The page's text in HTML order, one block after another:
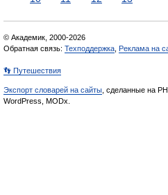
© Академик, 2000-2026
Обратная связь: Техподдержка Реклама на
👣 Путешествия
Экспорт словарей на сайты , сделанные на
WordPress, MODx.